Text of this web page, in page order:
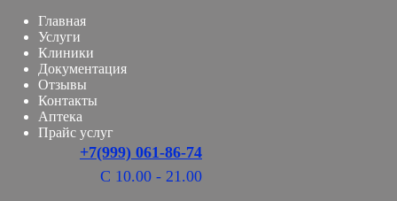
Главная
Услуги
Клиники
Документация
Отзывы
Контакты
Аптека
Прайс услуг
+7(999) 061-86-74
С 10.00 - 21.00